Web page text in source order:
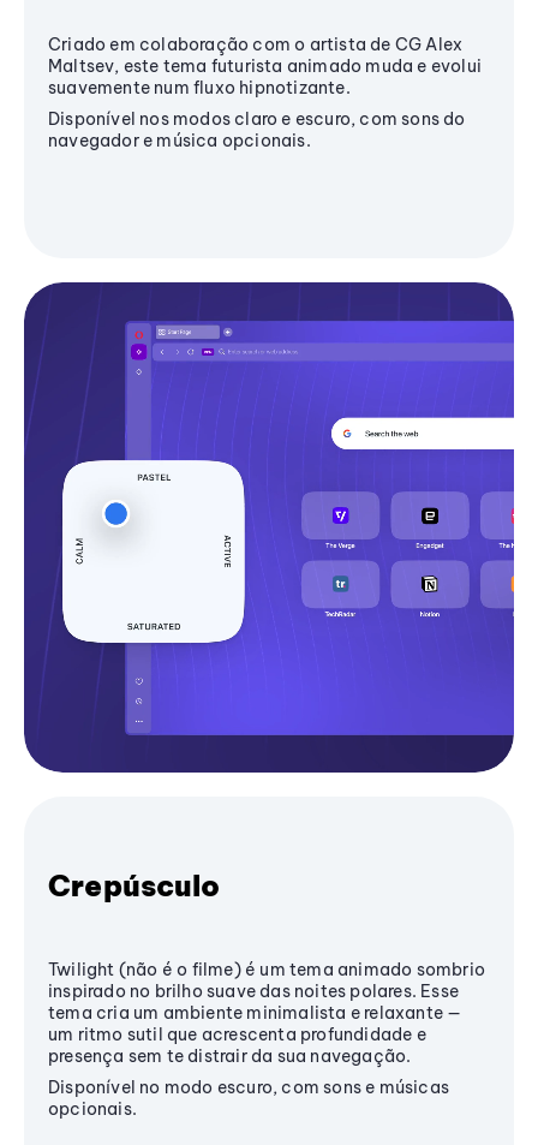
Criado em colaboração com o artista de CG Alex
Maltsev, este tema futurista animado muda e evolui
suavemente num fluxo hipnotizante.
Disponível nos modos claro e escuro, com sons do
navegador e música opcionais.
Crepúsculo
Twilight (não é o filme) é um tema animado sombrio
inspirado no brilho suave das noites polares. Esse
tema cria um ambiente minimalista e relaxante —
um ritmo sutil que acrescenta profundidade e
presença sem te distrair da sua navegação.
Disponível no modo escuro, com sons e músicas
opcionais.